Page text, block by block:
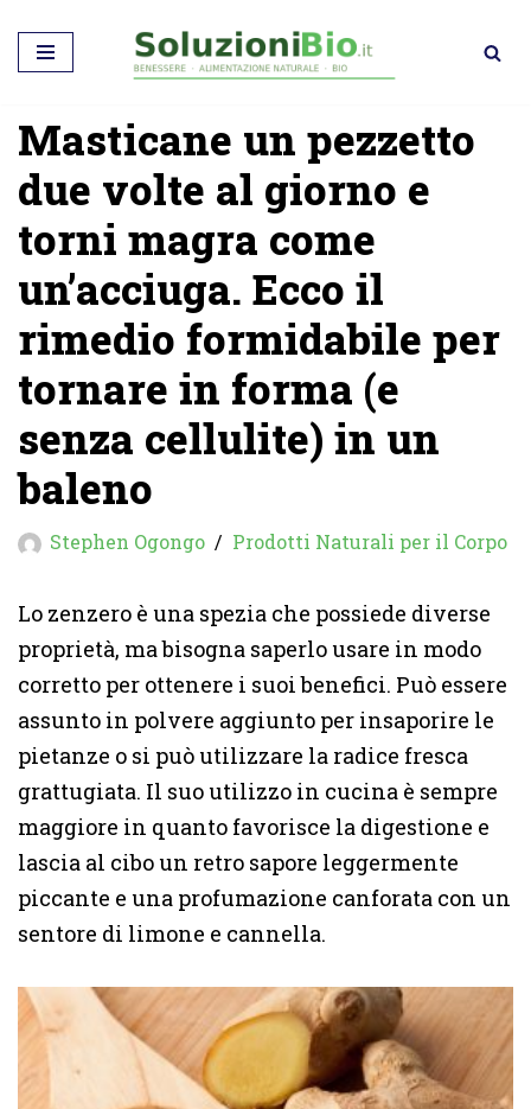
Vai
contenuto
Masticane un pezzetto
due volte al giorno e
torni magra come
un’acciuga. Ecco il
rimedio formidabile per
tornare in forma (e
senza cellulite) in un
baleno
Stephen Ogongo Prodotti Naturali per il Corpo
Lo zenzero è una spezia che possiede diverse
proprietà, ma bisogna saperlo usare in modo
corretto per ottenere i suoi benefici. Può essere
assunto in polvere aggiunto per insaporire le
pietanze o si può utilizzare la radice fresca
grattugiata. Il suo utilizzo in cucina è sempre
maggiore in quanto favorisce la digestione e
lascia al cibo un retro sapore leggermente
piccante e una profumazione canforata con un
sentore di limone e cannella.